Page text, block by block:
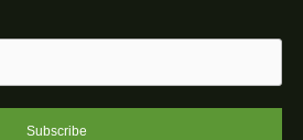
Subscribe